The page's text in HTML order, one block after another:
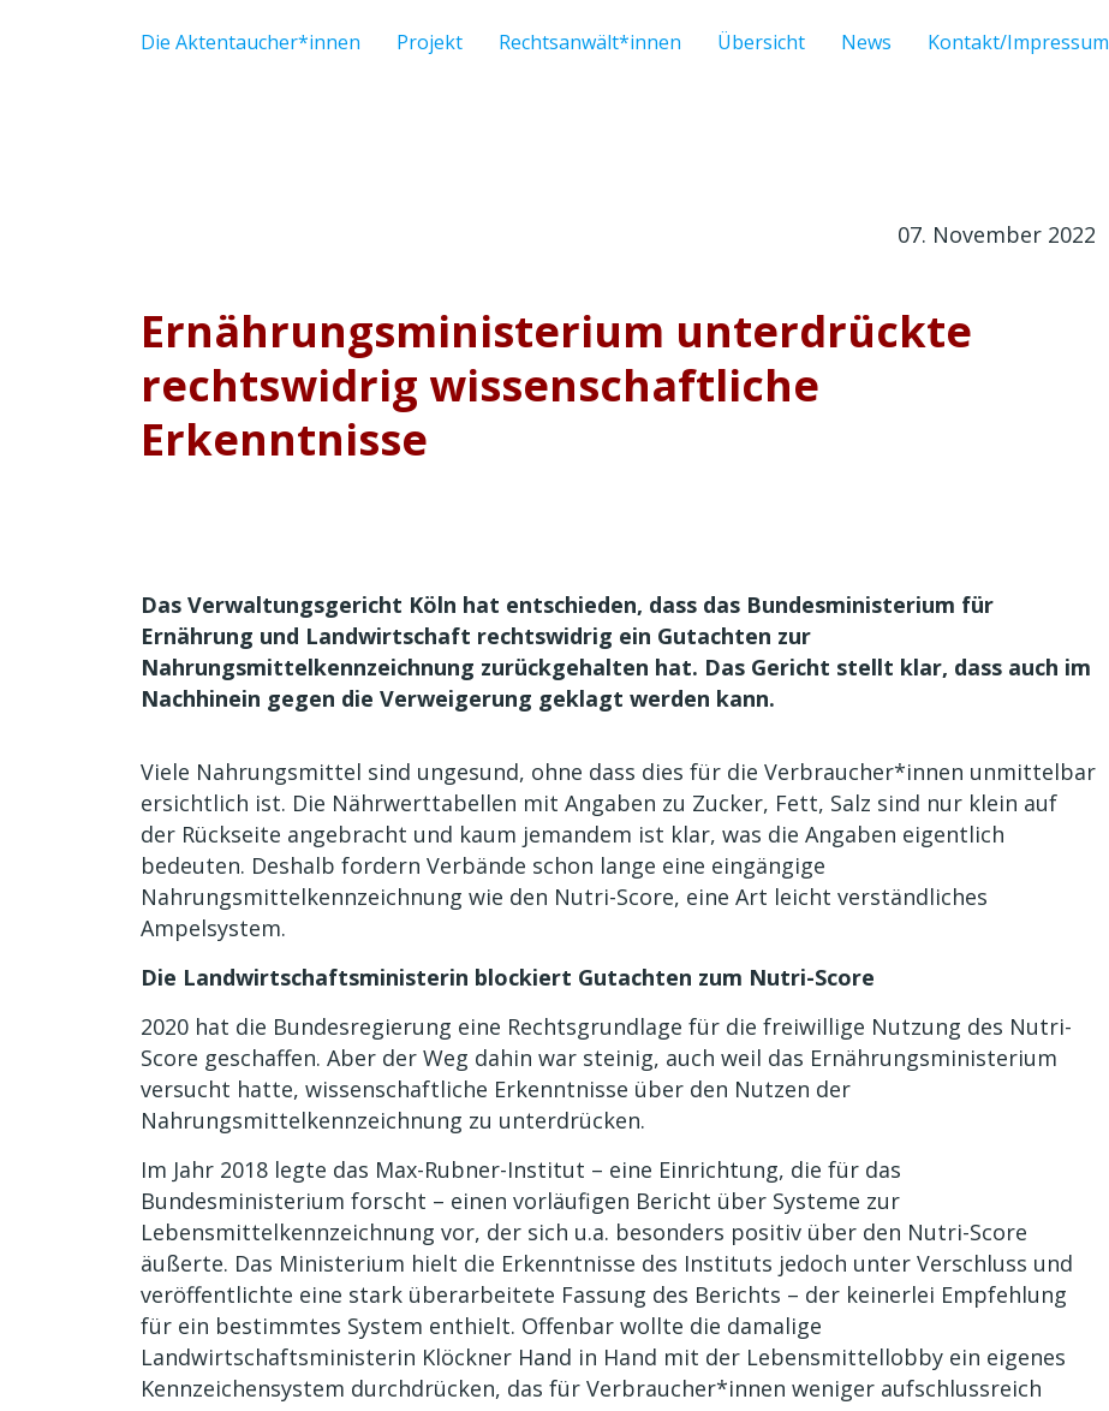
Die Aktentaucher*innen Projekt Rechtsanwält*innen Übersicht News Kontakt/Impressum
07. November 2022
Ernährungsministerium unterdrückte
rechtswidrig wissenschaftliche
Erkenntnisse
Das Verwaltungsgericht Köln hat entschieden, dass das Bundesministerium für
Ernährung und Landwirtschaft rechtswidrig ein Gutachten zur
Nahrungsmittelkennzeichnung zurückgehalten hat. Das Gericht stellt klar, dass auch im
Nachhinein gegen die Verweigerung geklagt werden kann.
Viele Nahrungsmittel sind ungesund, ohne dass dies für die Verbraucher*innen unmittelbar
ersichtlich ist. Die Nährwerttabellen mit Angaben zu Zucker, Fett, Salz sind nur klein auf
der Rückseite angebracht und kaum jemandem ist klar, was die Angaben eigentlich
bedeuten. Deshalb fordern Verbände schon lange eine eingängige
Nahrungsmittelkennzeichnung wie den Nutri-Score, eine Art leicht verständliches
Ampelsystem.
Die Landwirtschaftsministerin blockiert Gutachten zum Nutri-Score
2020 hat die Bundesregierung eine Rechtsgrundlage für die freiwillige Nutzung des Nutri-
Score geschaffen. Aber der Weg dahin war steinig, auch weil das Ernährungsministerium
versucht hatte, wissenschaftliche Erkenntnisse über den Nutzen der
Nahrungsmittelkennzeichnung zu unterdrücken.
Im Jahr 2018 legte das Max-Rubner-Institut – eine Einrichtung, die für das
Bundesministerium forscht – einen vorläufigen Bericht über Systeme zur
Lebensmittelkennzeichnung vor, der sich u.a. besonders positiv über den Nutri-Score
äußerte. Das Ministerium hielt die Erkenntnisse des Instituts jedoch unter Verschluss und
veröffentlichte eine stark überarbeitete Fassung des Berichts – der keinerlei Empfehlung
für ein bestimmtes System enthielt. Offenbar wollte die damalige
Landwirtschaftsministerin Klöckner Hand in Hand mit der Lebensmittellobby ein eigenes
Kennzeichensystem durchdrücken, das für Verbraucher*innen weniger aufschlussreich